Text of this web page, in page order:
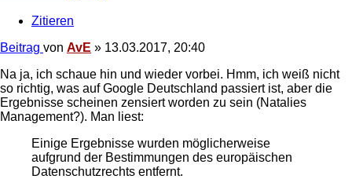
Zitieren
Beitrag von AvE » 13.03.2017, 20:40
Na ja, ich schaue hin und wieder vorbei. Hmm, ich weiß nicht
so richtig, was auf Google Deutschland passiert ist, aber die
Ergebnisse scheinen zensiert worden zu sein (Natalies
Management?). Man liest:
Einige Ergebnisse wurden möglicherweise
aufgrund der Bestimmungen des europäischen
Datenschutzrechts entfernt.